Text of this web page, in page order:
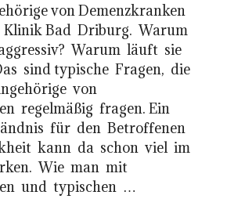
von Demenzkranken
Klinik Bad Driburg. Warum
Warum läuft sie
sind typische Fragen, die
von
regelmäßig fragen. Ein
für den Betroffenen
kann da schon viel im
Wie man mit
und typischen …